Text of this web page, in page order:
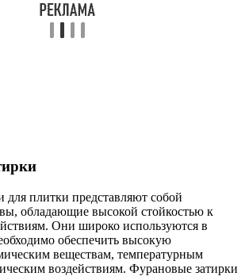
для плитки представляют собой
обладающие высокой стойкостью к
Они широко используются в
обеспечить высокую
веществам, температурным
воздействиям. Фурановые затирки